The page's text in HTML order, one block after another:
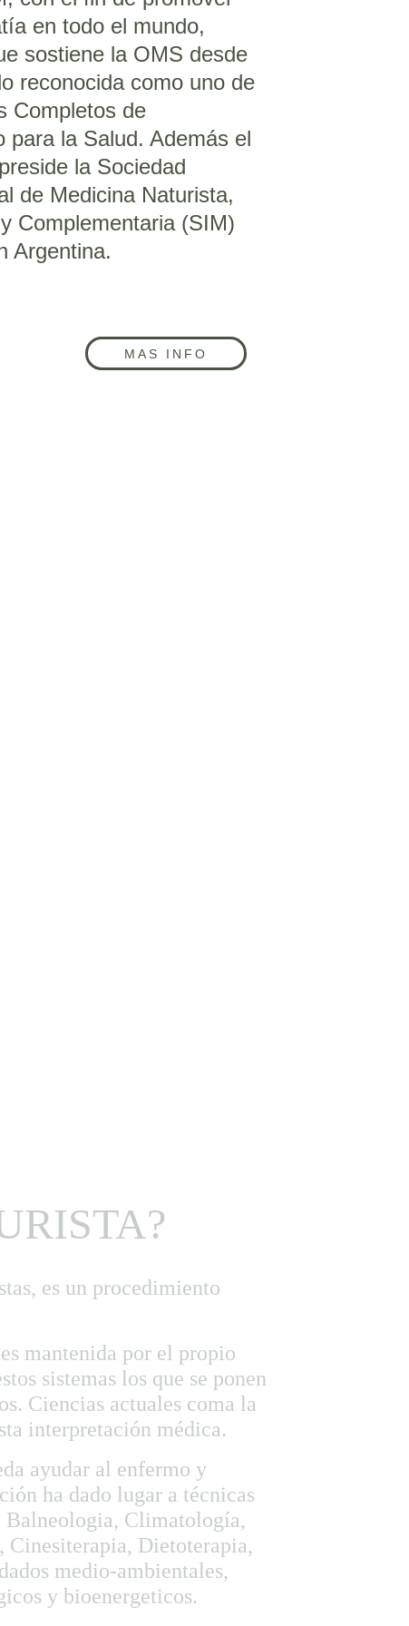
en todo el mundo,
sostiene la OMS desde
reconocida como uno de
Completos de
para la Salud. Además el
la Sociedad
de Medicina Naturista,
Complementaria (SIM)
Argentina.
MAS INFO
es un procedimiento
mantenida por el propio
sistemas los que se ponen
Ciencias actuales coma la
interpretación médica.
ayudar al enfermo y
ha dado lugar a técnicas
Balneologia, Climatología,
Dietoterapia,
medio-ambientales,
y bioenergeticos.